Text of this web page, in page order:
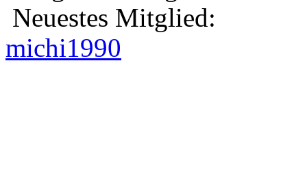
Neuestes Mitglied:
michi1990